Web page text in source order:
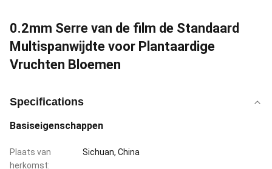
0.2mm Serre van de film de Standaard
Multispanwijdte voor Plantaardige
Vruchten Bloemen
Specifications
Basiseigenschappen
Plaats van
herkomst:
Sichuan, China